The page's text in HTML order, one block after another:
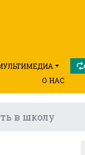
О НАС
в школу